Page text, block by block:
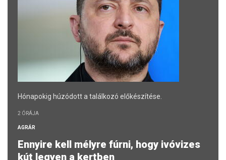
Hónapokig húzódott a találkozó előkészítése.
2 ÓRÁJA
AGRÁR
Ennyire kell mélyre fúrni, hogy ivóvizes
kút legyen a kertben